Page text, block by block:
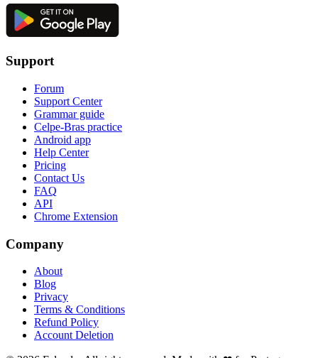
Support
Forum
Support Center
Grammar guide
Celpe-Bras practice
Android app
Help Center
Pricing
Contact Us
FAQ
API
Chrome Extension
Company
About
Blog
Privacy
Terms & Conditions
Refund Policy
Account Deletion